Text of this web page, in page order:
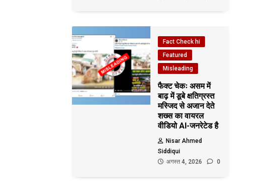
Fact Check hi
Featured
Misleading
फैक्ट चेकः असम में
बाढ़ में डूबे क्षतिग्रस्त
मस्जिद से अजान देते
शख्स का वायरल
वीडियो AI-जनरेटेड है
Nisar Ahmed
Siddiqui
अगस्त 4, 2026
0